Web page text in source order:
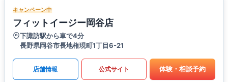
キャンペーン中
フィットイージー岡谷店
下諏訪駅から車で4分
長野県岡谷市長地権現町1丁目6-21
店舗情報 公式サイト 体験・相談予約